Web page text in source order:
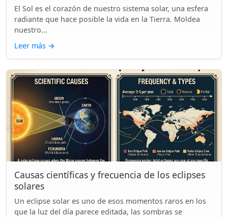
El Sol es el corazón de nuestro sistema solar, una esfera
radiante que hace posible la vida en la Tierra. Moldea
nuestro...
Leer más →
Causas científicas y frecuencia de los eclipses
solares
Un eclipse solar es uno de esos momentos raros en los
que la luz del día parece editada, las sombras se